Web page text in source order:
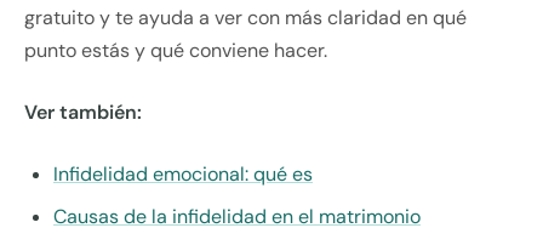
gratuito y te ayuda a ver con más claridad en qué
punto estás y qué conviene hacer.
Ver también:
Infidelidad emocional: qué es
Causas de la infidelidad en el matrimonio